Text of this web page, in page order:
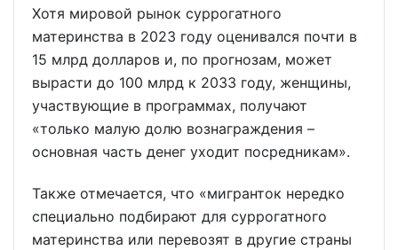
Хотя мировой рынок суррогатного
материнства в 2023 году оценивался почти в
15 млрд долларов и, по прогнозам, может
вырасти до 100 млрд к 2033 году, женщины,
участвующие в программах, получают
«только малую долю вознаграждения –
основная часть денег уходит посредникам».
Также отмечается, что «мигранток нередко
специально подбирают для суррогатного
материнства или перевозят в другие страны